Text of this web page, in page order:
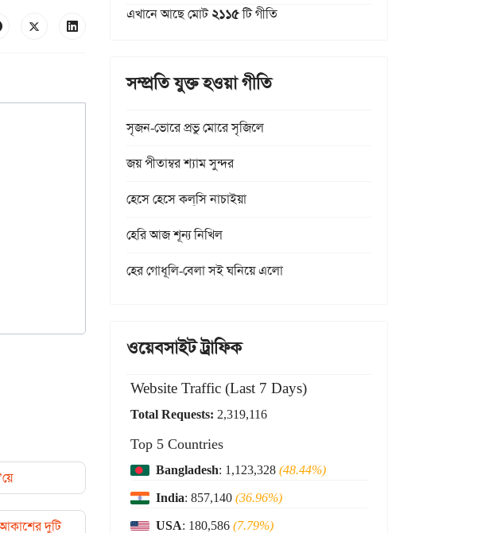
দুটি
এখানে আছে মোট২১১৫টি গীতি
সম্প্রতি যুক্ত হওয়া গীতি
সৃজন-ভোরে প্রভু মোরে সৃজিলে
জয় পীতাম্বর শ্যাম সুন্দর
হেসে হেসে কল্‌সি নাচাইয়া
হেরি আজ শূন্য নিখিল
হের গোধূলি-বেলা সই ঘনিয়ে এলো
ওয়েবসাইট ট্রাফিক
Website Traffic (Last 7 Days)
Total Requests: 2,319,116
Top 5 Countries
Bangladesh: 1,123,328(48.44%)
India: 857,140(36.96%)
USA: 180,586(7.79%)